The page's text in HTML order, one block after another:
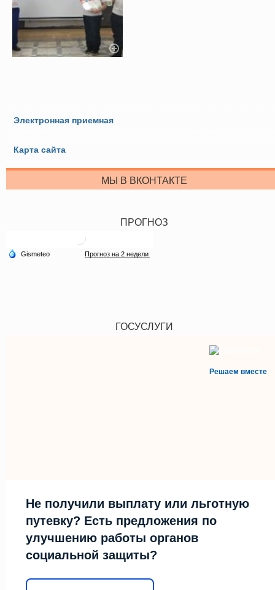
Электронная приемная
Карта сайта
МЫ В ВКОНТАКТЕ
ПРОГНОЗ
ГОСУСЛУГИ
Решаем вместе
Не получили выплату или льготную
путевку? Есть предложения по
улучшению работы органов
социальной защиты?